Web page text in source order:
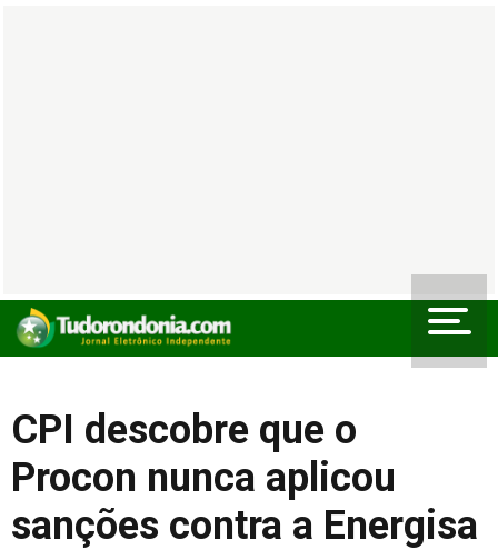
CPI descobre que o
Procon nunca aplicou
sanções contra a Energisa